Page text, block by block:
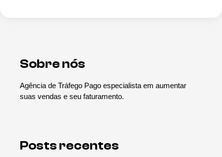
Sobre nós
Agência de Tráfego Pago especialista em aumentar
suas vendas e seu faturamento.
Posts recentes